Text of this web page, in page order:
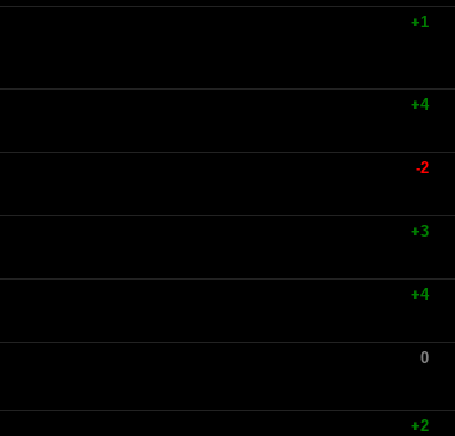
+1
+4
-2
+3
+4
0
+2